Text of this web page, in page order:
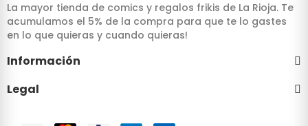
La mayor tienda de comics y regalos frikis de La Rioja. Te
acumulamos el 5% de la compra para que te lo gastes
en lo que quieras y cuando quieras!
Información
Legal